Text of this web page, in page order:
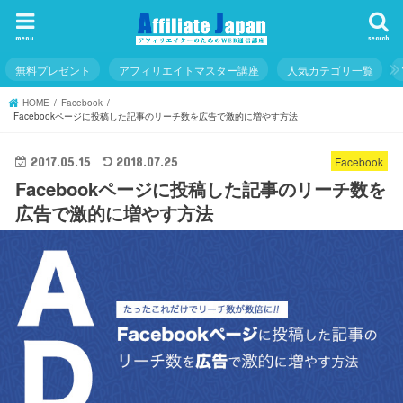
search
menu
無料プレゼント アフィリエイトマスター講座 人気カテゴリ一覧
HOME
Facebook
Facebookページに投稿した記事のリーチ数を広告で激的に増やす方法
Facebook
2017.05.15 2018.07.25
Facebookページに投稿した記事のリーチ数を
広告で激的に増やす方法